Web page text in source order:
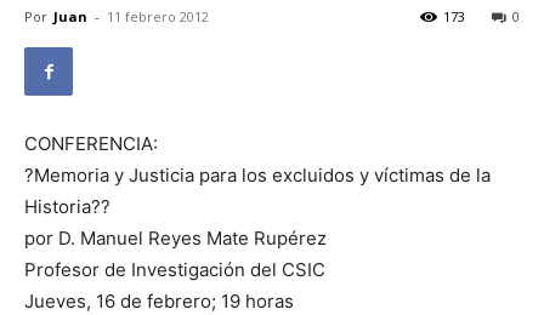
Por Juan - 11 febrero 2012 0
173
CONFERENCIA:
?Memoria y Justicia para los excluidos y víctimas de la
Historia??
por D. Manuel Reyes Mate Rupérez
Profesor de Investigación del CSIC
Jueves, 16 de febrero; 19 horas